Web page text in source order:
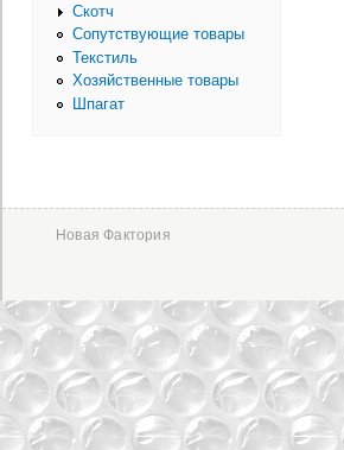
Скотч
Сопутствующие товары
Текстиль
Хозяйственные товары
Шпагат
Новая Фактория